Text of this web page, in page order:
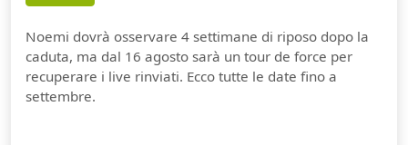
Noemi dovrà osservare 4 settimane di riposo dopo la
caduta, ma dal 16 agosto sarà un tour de force per
recuperare i live rinviati. Ecco tutte le date fino a
settembre.